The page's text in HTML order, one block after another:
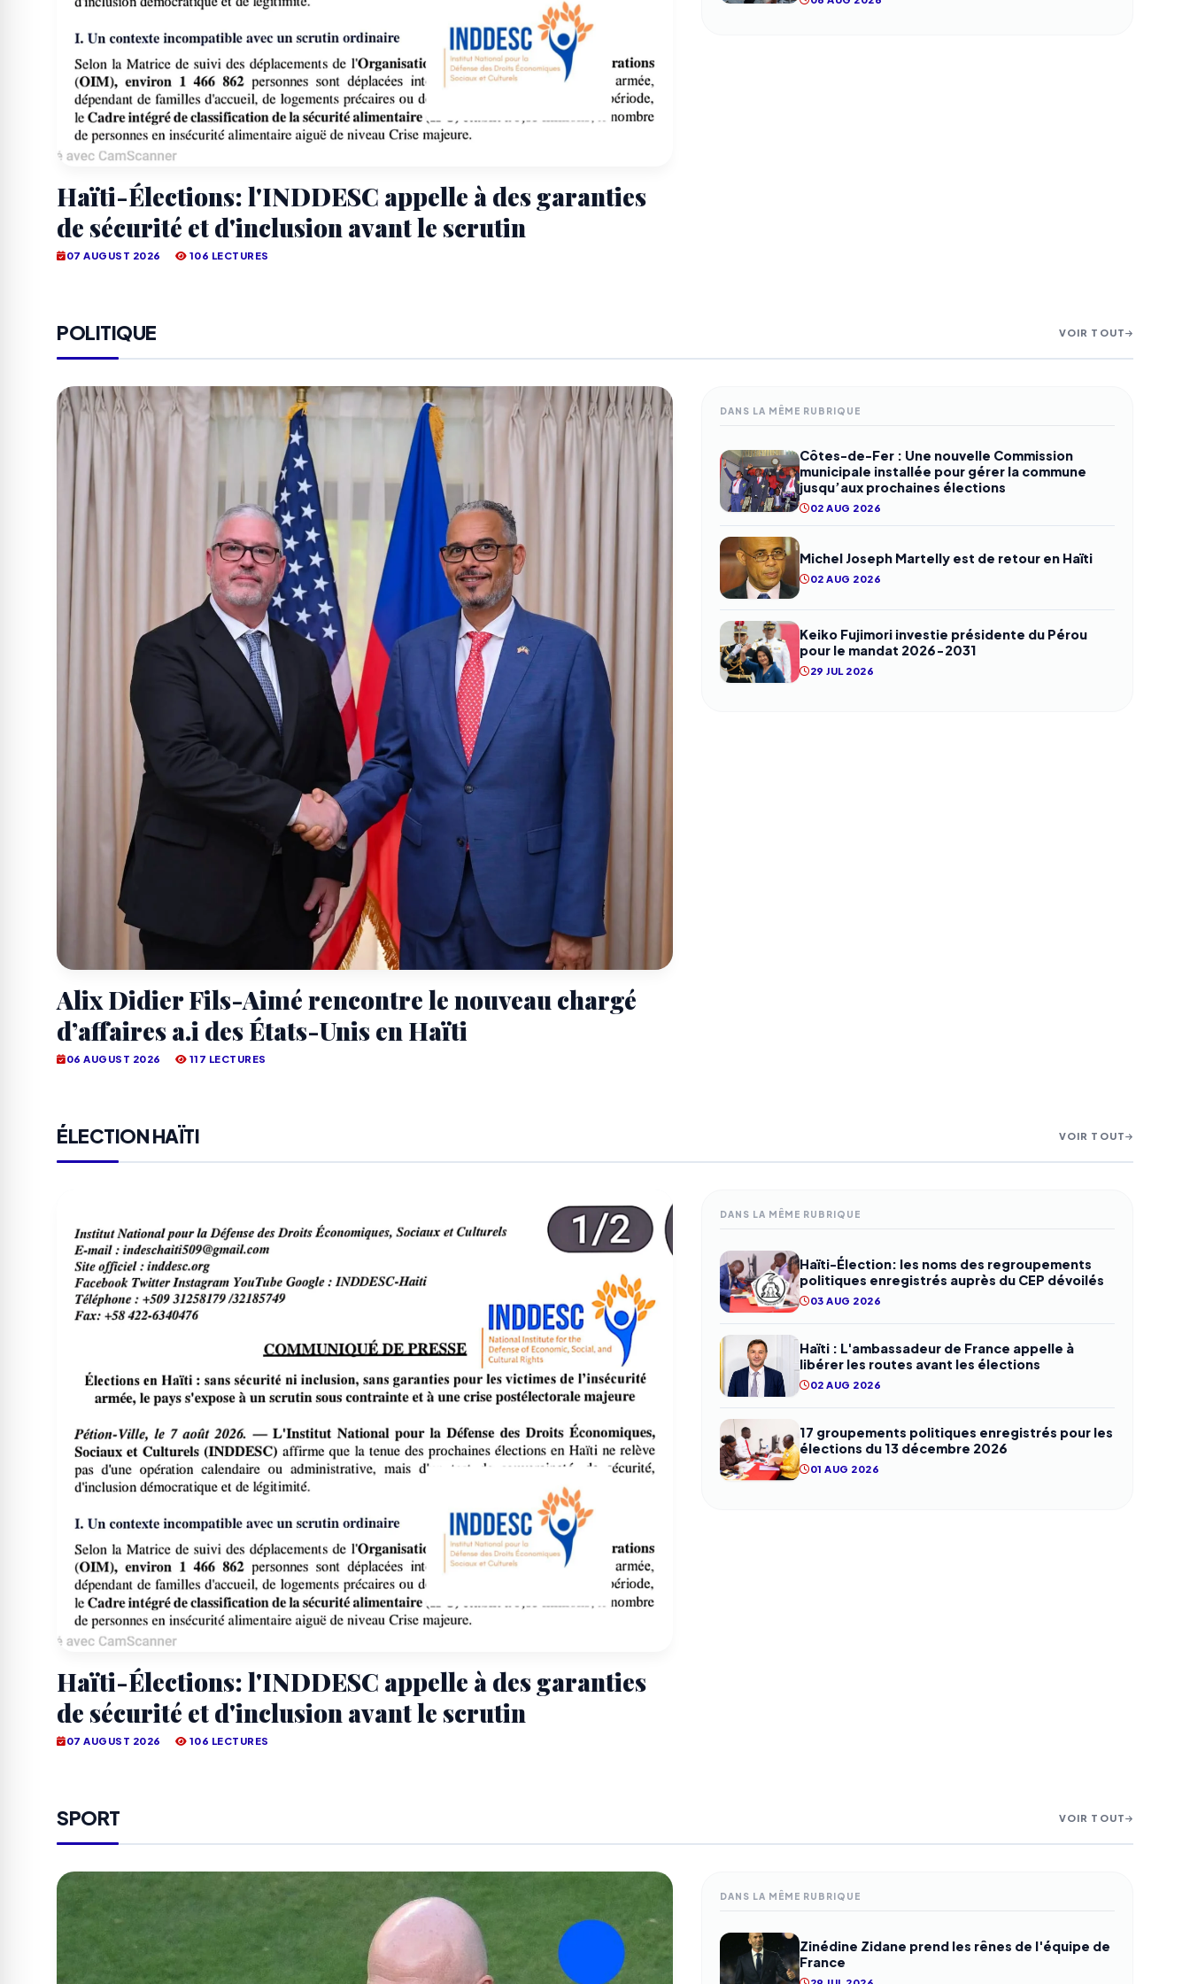
Haïti-Élections: l'INDDESC appelle à des garanties
de sécurité et d'inclusion avant le scrutin
07 AUGUST 2026 106 LECTURES
POLITIQUE VOIR TOUT
Alix Didier Fils-Aimé rencontre le nouveau chargé
d’affaires a.i des États-Unis en Haïti
06 AUGUST 2026 117 LECTURES
DANS LA MÊME RUBRIQUE
Côtes-de-Fer : Une nouvelle Commission
municipale installée pour gérer la commune
jusqu’aux prochaines élections
02 AUG 2026
Michel Joseph Martelly est de retour en Haïti
02 AUG 2026
Keiko Fujimori investie présidente du Pérou
pour le mandat 2026-2031
29 JUL 2026
ÉLECTION HAÏTI VOIR TOUT
Haïti-Élections: l'INDDESC appelle à des garanties
de sécurité et d'inclusion avant le scrutin
07 AUGUST 2026 106 LECTURES
DANS LA MÊME RUBRIQUE
Haïti-Élection: les noms des regroupements
politiques enregistrés auprès du CEP dévoilés
03 AUG 2026
Haïti : L'ambassadeur de France appelle à
libérer les routes avant les élections
02 AUG 2026
17 groupements politiques enregistrés pour les
élections du 13 décembre 2026
01 AUG 2026
SPORT VOIR TOUT
DANS LA MÊME RUBRIQUE
Zinédine Zidane prend les rênes de l'équipe de
France